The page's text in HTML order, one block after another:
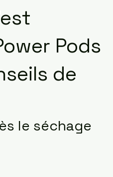
Pods
de
le séchage